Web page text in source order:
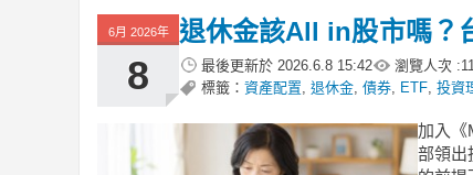
6月 2026年
8
退休金該All in股市嗎？
最後更新於 2026.6.8 15:42 瀏覽人次 :
標籤： 資產配置 退休金 債券 ETF 投資
加入《
部領出